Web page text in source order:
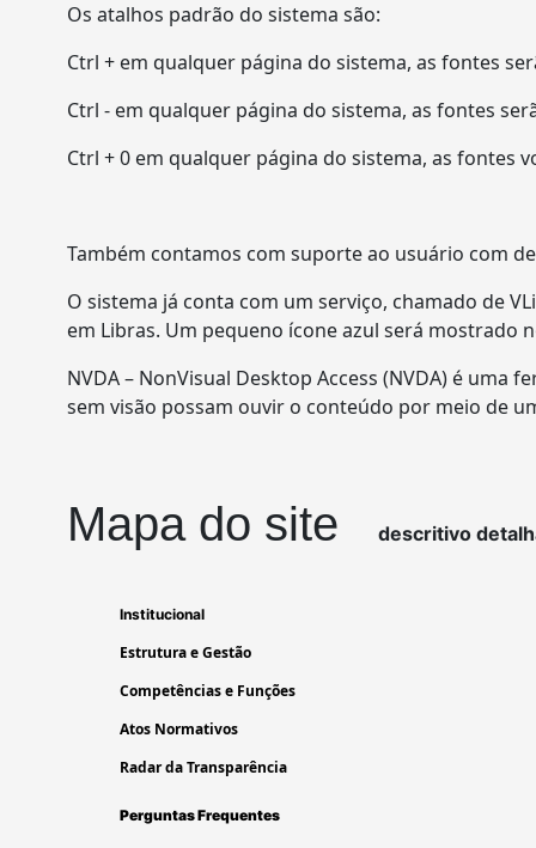
Os atalhos padrão do sistema são:
Ctrl + em qualquer página do sistema, as fontes
Ctrl - em qualquer página do sistema, as fontes
Ctrl + 0 em qualquer página do sistema, as fontes
Também contamos com suporte ao usuário com
O sistema já conta com um serviço, chamado de
em Libras. Um pequeno ícone azul será mostrado
NVDA – NonVisual Desktop Access (NVDA) é
sem visão possam ouvir o conteúdo por meio de
Mapa do site descritivo
Institucional
Estrutura e Gestão
Competências e Funções
Atos Normativos
Radar da Transparência
Perguntas Frequentes